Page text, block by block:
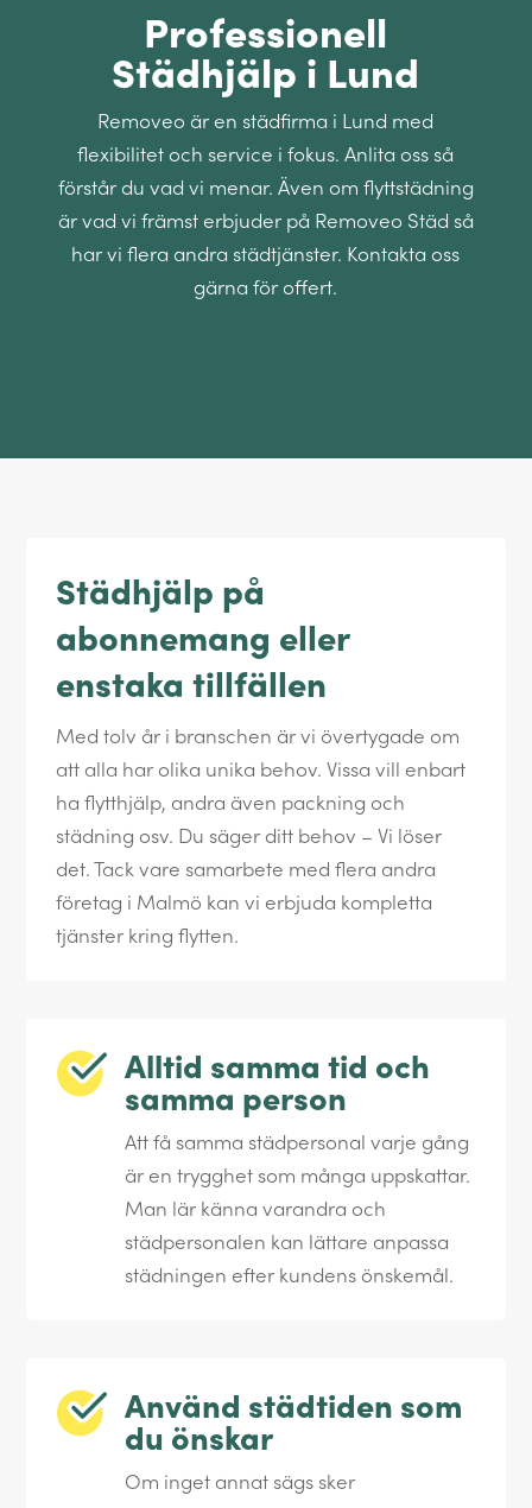
Professionell
Städhjälp i Lund
Removeo är en städfirma i Lund med
flexibilitet och service i fokus. Anlita oss så
förstår du vad vi menar. Även om flyttstädning
är vad vi främst erbjuder på Removeo Städ så
har vi flera andra städtjänster. Kontakta oss
gärna för offert.
Städhjälp på
abonnemang eller
enstaka tillfällen
Med tolv år i branschen är vi övertygade om
att alla har olika unika behov. Vissa vill enbart
ha flytthjälp, andra även packning och
städning osv. Du säger ditt behov – Vi löser
det. Tack vare samarbete med flera andra
företag i Malmö kan vi erbjuda kompletta
tjänster kring flytten.
Alltid samma tid och
samma person
Att få samma städpersonal varje gång
är en trygghet som många uppskattar.
Man lär känna varandra och
städpersonalen kan lättare anpassa
städningen efter kundens önskemål.
Använd städtiden som
du önskar
Om inget annat sägs sker